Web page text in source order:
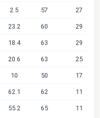
2.5 57 27
23.2 60 29
18.4 63 29
20.6 63 25
10 50 17
62.1 62 11
55.2 65 11